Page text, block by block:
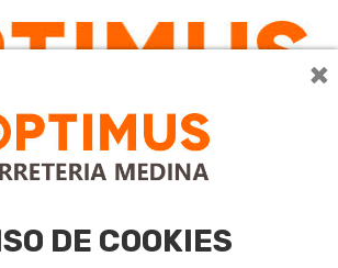
×
DE COOKIES